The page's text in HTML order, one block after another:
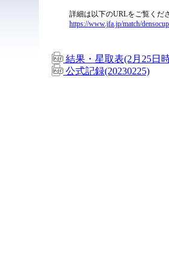
詳細は以下のURLをご覧くだ
https://www.jfa.jp/match/
結果・星取表(2月25日
公式記録(20230225)